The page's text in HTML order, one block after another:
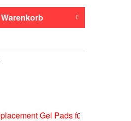
Warenkorb